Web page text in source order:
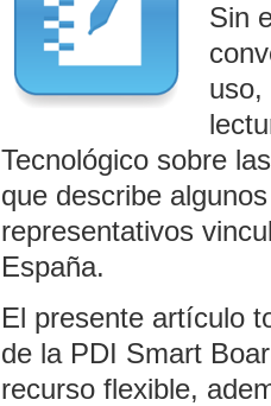
Sin
uso,
Tecnológico sobre
que describe
representativos
España.
El presente artículo
de la PDI Smart
recurso flexible,